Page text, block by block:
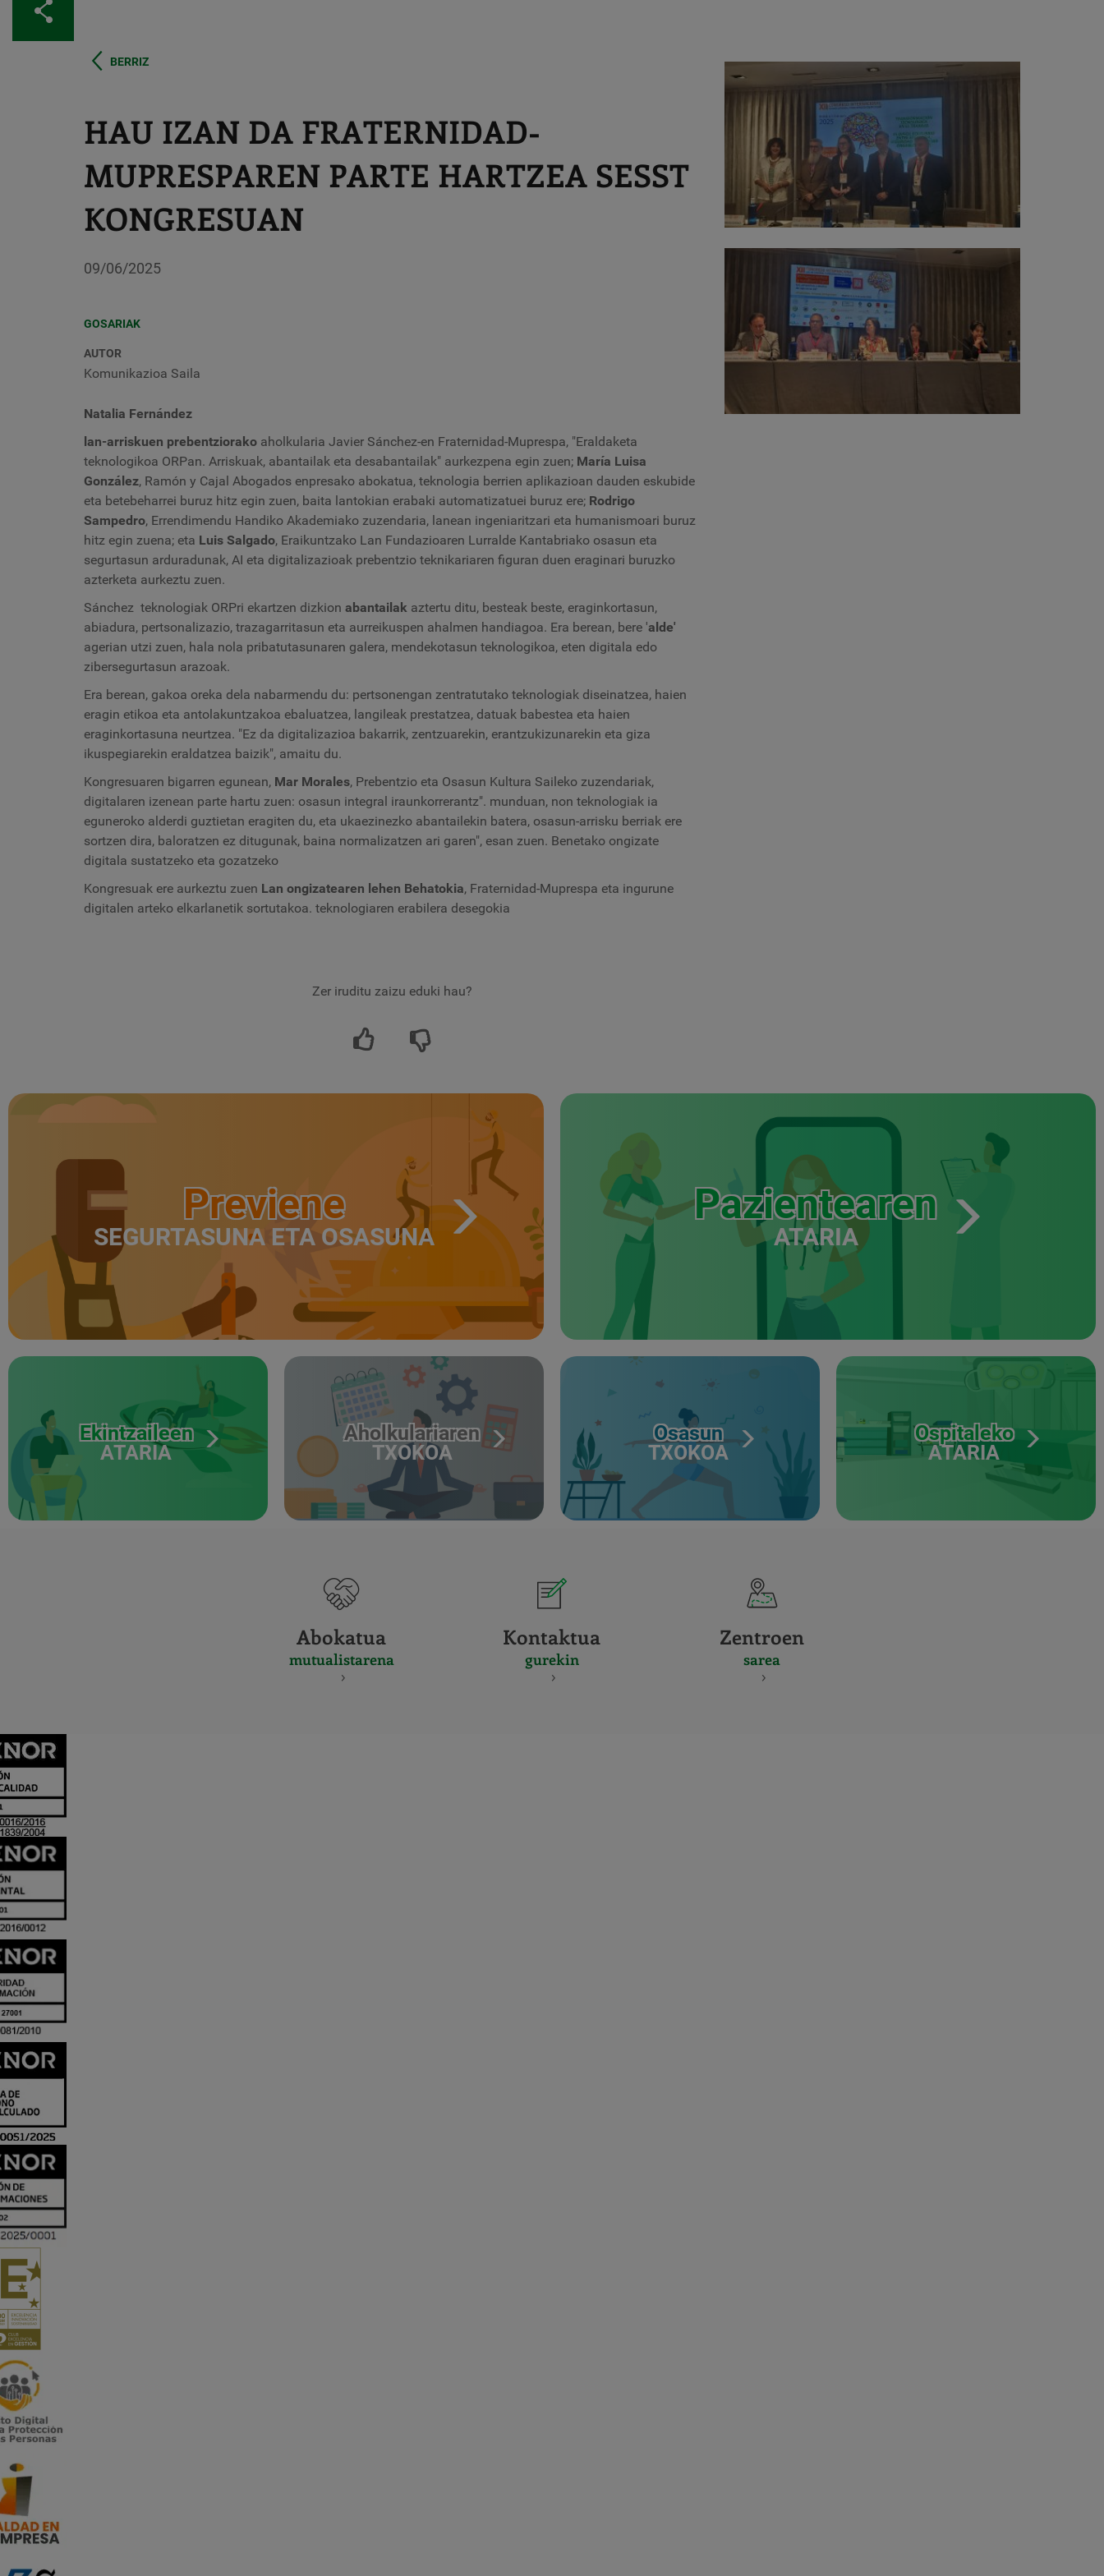
BERRIZ
HAU IZAN DA FRATERNIDAD-
MUPRESPAREN PARTE HARTZEA SESST
KONGRESUAN
09/06/2025
GOSARIAK
AUTOR
Komunikazioa Saila
Natalia Fernández
lan-arriskuen prebentziorako aholkularia Javier Sánchez-en Fraternidad-Muprespa, "Eraldaketa
teknologikoa ORPan. Arriskuak, abantailak eta desabantailak" aurkezpena egin zuen; María Luisa
González, Ramón y Cajal Abogados enpresako abokatua, teknologia berrien aplikazioan dauden eskubide
eta betebeharrei buruz hitz egin zuen, baita lantokian erabaki automatizatuei buruz ere; Rodrigo
Sampedro, Errendimendu Handiko Akademiako zuzendaria, lanean ingeniaritzari eta humanismoari buruz
hitz egin zuena; eta Luis Salgado, Eraikuntzako Lan Fundazioaren Lurralde Kantabriako osasun eta
segurtasun arduradunak, AI eta digitalizazioak prebentzio teknikariaren figuran duen eraginari buruzko
azterketa aurkeztu zuen.
Sánchez teknologiak ORPri ekartzen dizkion abantailak aztertu ditu, besteak beste, eraginkortasun,
abiadura, pertsonalizazio, trazagarritasun eta aurreikuspen ahalmen handiagoa. Era berean, bere 'alde'
agerian utzi zuen, hala nola pribatutasunaren galera, mendekotasun teknologikoa, eten digitala edo
zibersegurtasun arazoak.
Era berean, gakoa oreka dela nabarmendu du: pertsonengan zentratutako teknologiak diseinatzea, haien
eragin etikoa eta antolakuntzakoa ebaluatzea, langileak prestatzea, datuak babestea eta haien
eraginkortasuna neurtzea. "Ez da digitalizazioa bakarrik, zentzuarekin, erantzukizunarekin eta giza
ikuspegiarekin eraldatzea baizik", amaitu du.
Kongresuaren bigarren egunean, Mar Morales, Prebentzio eta Osasun Kultura Saileko zuzendariak,
digitalaren izenean parte hartu zuen: osasun integral iraunkorrerantz". munduan, non teknologiak ia
eguneroko alderdi guztietan eragiten du, eta ukaezinezko abantailekin batera, osasun-arrisku berriak ere
sortzen dira, baloratzen ez ditugunak, baina normalizatzen ari garen", esan zuen. Benetako ongizate
digitala sustatzeko eta gozatzeko
Kongresuak ere aurkeztu zuen Lan ongizatearen lehen Behatokia, Fraternidad-Muprespa eta ingurune
digitalen arteko elkarlanetik sortutakoa. teknologiaren erabilera desegokia
Zer iruditu zaizu eduki hau?
Previene
SEGURTASUNA ETA OSASUNA
Pazientearen
ATARIA
Ekintzaileen
ATARIA
Aholkulariaren
TXOKOA
Osasun
TXOKOA
Ospitaleko
ATARIA
Abokatua
mutualistarena
Kontaktua
gurekin
Zentroen
sarea